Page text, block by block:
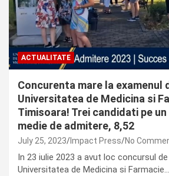
ACTUALITATE
Concurenta mare la examenul
Universitatea de Medicina si
Timisoara! Trei candidati pe
medie de admitere, 8,52
July 25, 2023 Impact Press No
In 23 iulie 2023 a avut loc concursul
Universitatea de Medicina si Farmacie…